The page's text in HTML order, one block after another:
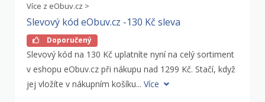
Více z eObuv.cz >
Slevový kód eObuv.cz -130 Kč sleva
Doporučený
Slevový kód na 130 Kč uplatníte nyní na celý sortiment
v eshopu eObuv.cz při nákupu nad 1299 Kč. Stačí, když
jej vložíte v nákupním košíku... Více